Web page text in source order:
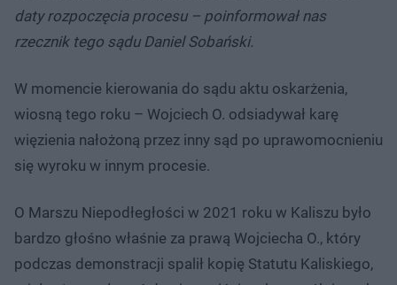
daty rozpoczęcia procesu – poinformował nas
rzecznik tego sądu Daniel Sobański.
W momencie kierowania do sądu aktu oskarżenia,
wiosną tego roku – Wojciech O. odsiadywał karę
więzienia nałożoną przez inny sąd po uprawomocnieniu
się wyroku w innym procesie.
O Marszu Niepodłegłości w 2021 roku w Kaliszu było
bardzo głośno właśnie za prawą Wojciecha O., który
podczas demonstracji spalił kopię Statutu Kaliskiego,